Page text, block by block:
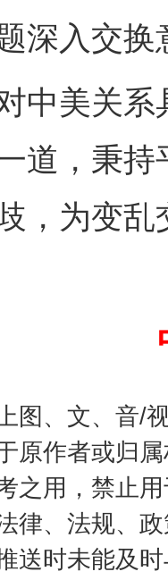
深入交换
美关系
道，秉
，为变
图、文、音/
原作者或归
之用，禁止
律、法规、
送时未能及
题” 法